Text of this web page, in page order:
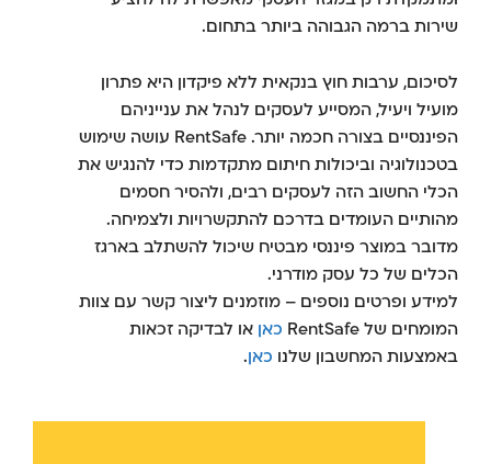
שירות ברמה הגבוהה ביותר בתחום.
לסיכום, ערבות חוץ בנקאית ללא פיקדון היא פתרון
מועיל ויעיל, המסייע לעסקים לנהל את ענייניהם
הפיננסיים בצורה חכמה יותר. RentSafe עושה שימוש
בטכנולוגיה וביכולות חיתום מתקדמות כדי להנגיש את
הכלי החשוב הזה לעסקים רבים, ולהסיר חסמים
מהותיים העומדים בדרכם להתקשרויות ולצמיחה.
מדובר במוצר פיננסי מבטיח שיכול להשתלב בארגז
הכלים של כל עסק מודרני.
למידע ופרטים נוספים – מוזמנים ליצור קשר עם צוות
המומחים של RentSafe
כאן או לבדיקה זכאות
באמצעות המחשבון שלנו כאן .